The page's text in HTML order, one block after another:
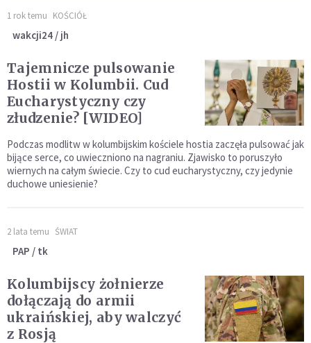
1 rok temu KOŚCIÓŁ
wakcji24 / jh
Tajemnicze pulsowanie
Hostii w Kolumbii. Cud
Eucharystyczny czy
złudzenie? [WIDEO]
Podczas modlitw w kolumbijskim kościele hostia zaczęła pulsować jak
bijące serce, co uwieczniono na nagraniu. Zjawisko to poruszyło
wiernych na całym świecie. Czy to cud eucharystyczny, czy jedynie
duchowe uniesienie?
2 lata temu ŚWIAT
PAP / tk
Kolumbijscy żołnierze
dołączają do armii
ukraińskiej, aby walczyć
z Rosją